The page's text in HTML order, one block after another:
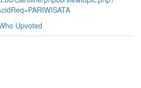
Upvoted